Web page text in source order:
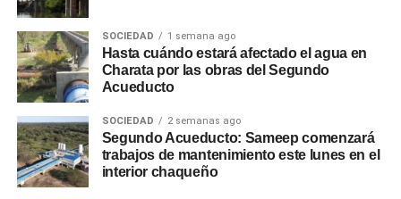
SOCIEDAD 1 semana ago
Hasta cuándo estará afectado el agua en
Charata por las obras del Segundo
Acueducto
SOCIEDAD 2 semanas ago
Segundo Acueducto: Sameep comenzará
trabajos de mantenimiento este lunes en el
interior chaqueño